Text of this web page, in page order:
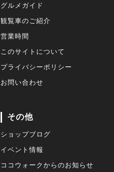
グルメガイド
観覧車のご紹介
営業時間
このサイトについて
プライバシーポリシー
お問い合わせ
その他
ショップブログ
イベント情報
ココウォークからのお知らせ